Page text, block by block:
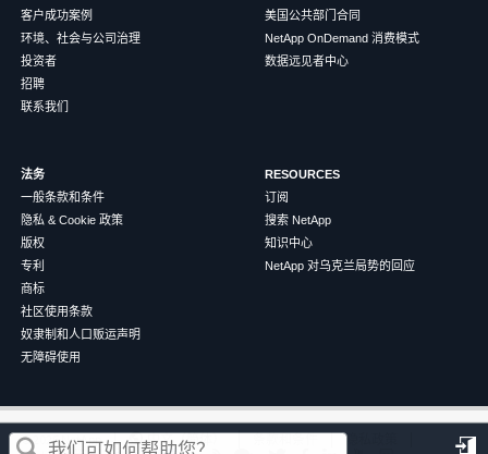
这篇文章对您有帮助吗？
客户成功案例
环境、社会与公司治理
投资者
招聘
联系我们
美国公共部门合同
NetApp OnDemand 消费模式
数据远见者中心
法务
一般条款和条件
隐私 & Cookie 政策
版权
专利
商标
社区使用条款
奴隶制和人口贩运声明
无障碍使用
RESOURCES
订阅
搜索 NetApp
知识中心
NetApp 对乌克兰局势的回应
©2026NetApp 中文（简体） 条款和条件
隐私政策